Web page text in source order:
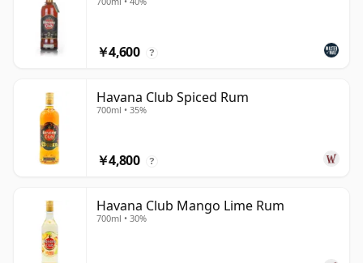
￥4,600 ?
Havana Club Spiced Rum
700ml • 35%
￥4,800 ?
Havana Club Mango Lime Rum
700ml • 30%